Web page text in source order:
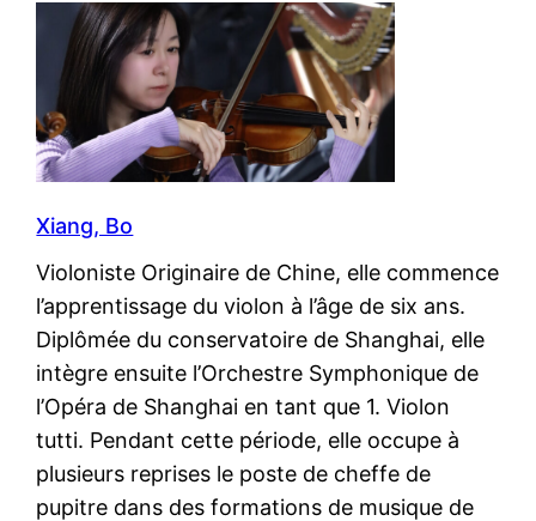
Xiang, Bo
Violoniste Originaire de Chine, elle commence
l’apprentissage du violon à l’âge de six ans.
Diplômée du conservatoire de Shanghai, elle
intègre ensuite l’Orchestre Symphonique de
l’Opéra de Shanghai en tant que 1. Violon
tutti. Pendant cette période, elle occupe à
plusieurs reprises le poste de cheffe de
pupitre dans des formations de musique de